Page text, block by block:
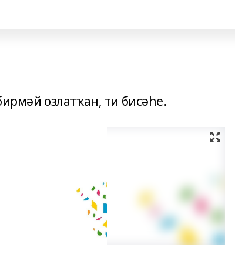
озлатҡан, ти бисәһе.